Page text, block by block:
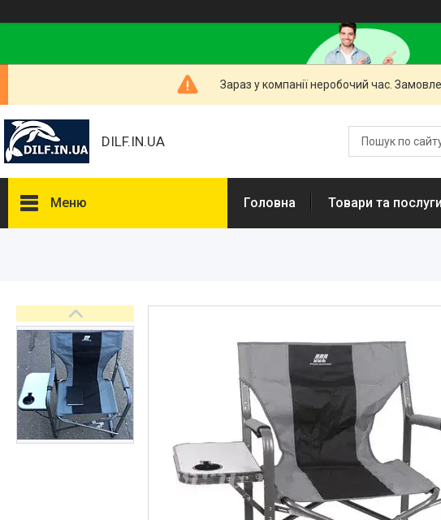
Зараз у компанії неробочий час.
DILF.IN.UA
Меню
Рибальські снасті
РОЗПРОДАЖ! Мега знижки!
Доставка та оплата
Повернення та обмін
Відгуки
Головна Товари та послуги